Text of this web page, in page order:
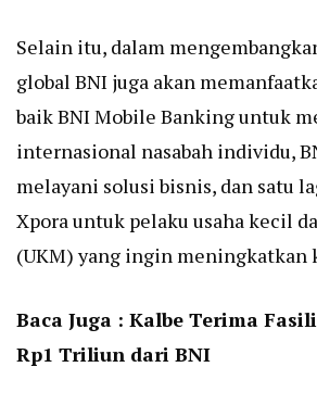
Selain itu, dalam
global BNI juga akan
baik BNI Mobile Banking untuk
internasional nasabah individu,
melayani solusi bisnis, dan satu
Xpora untuk pelaku usaha kecil
(UKM) yang ingin meningkatkan
Baca Juga : Kalbe Terima
Rp1 Triliun dari BNI